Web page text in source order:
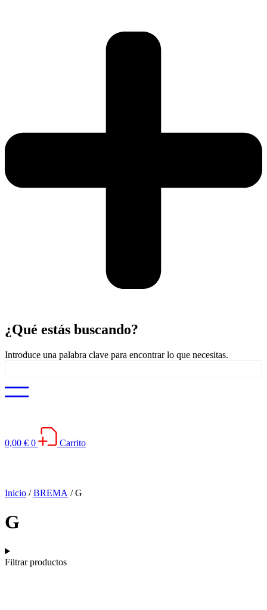
¿Qué estás buscando?
Introduce una palabra clave para encontrar lo que necesitas.
0,00 € 0 Carrito
Inicio /BREMA / G
G
Filtrar productos